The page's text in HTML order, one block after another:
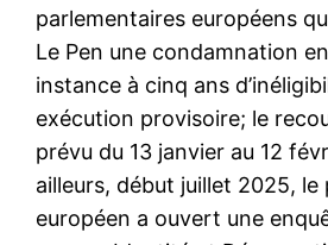
parlementaires européens
Le Pen une condamnation
instance à cinq ans
exécution provisoire; le
prévu du 13 janvier au 12
ailleurs, début juillet 2025, le
européen a ouvert une